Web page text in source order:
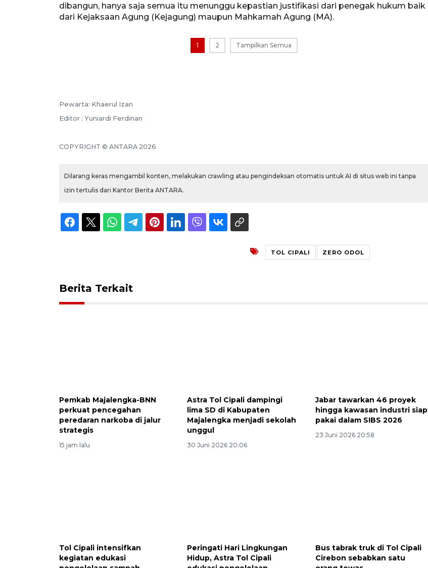
dibangun, hanya saja semua itu menunggu kepastian justifikasi dari penegak hukum baik
dari Kejaksaan Agung (Kejagung) maupun Mahkamah Agung (MA).
1 2 Tampilkan Semua
Pewarta: Khaerul Izan
Editor : Yuniardi Ferdinan
COPYRIGHT © ANTARA 2026
Dilarang keras mengambil konten, melakukan crawling atau pengindeksan otomatis untuk AI di situs web ini tanpa
izin tertulis dari Kantor Berita ANTARA.
TOL CIPALI ZERO ODOL
Berita Terkait
Pemkab Majalengka-BNN
perkuat pencegahan
peredaran narkoba di jalur
strategis
15 jam lalu
Astra Tol Cipali dampingi
lima SD di Kabupaten
Majalengka menjadi sekolah
unggul
30 Juni 2026 20:06
Jabar tawarkan 46 proyek
hingga kawasan industri siap
pakai dalam SIBS 2026
23 Juni 2026 20:58
Tol Cipali intensifkan
kegiatan edukasi
Peringati Hari Lingkungan
Hidup, Astra Tol Cipali
Bus tabrak truk di Tol Cipali
Cirebon sebabkan satu
Penutupan latihan bela negara